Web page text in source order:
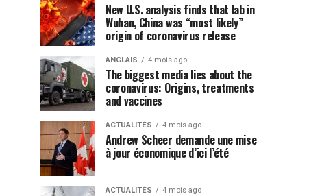
New U.S. analysis finds that lab in
Wuhan, China was “most likely”
origin of coronavirus release
ANGLAIS 4 mois ago
The biggest media lies about the
coronavirus: Origins, treatments
and vaccines
ACTUALITÉS 4 mois ago
Andrew Scheer demande une mise
à jour économique d’ici l’été
ACTUALITÉS 4 mois ago